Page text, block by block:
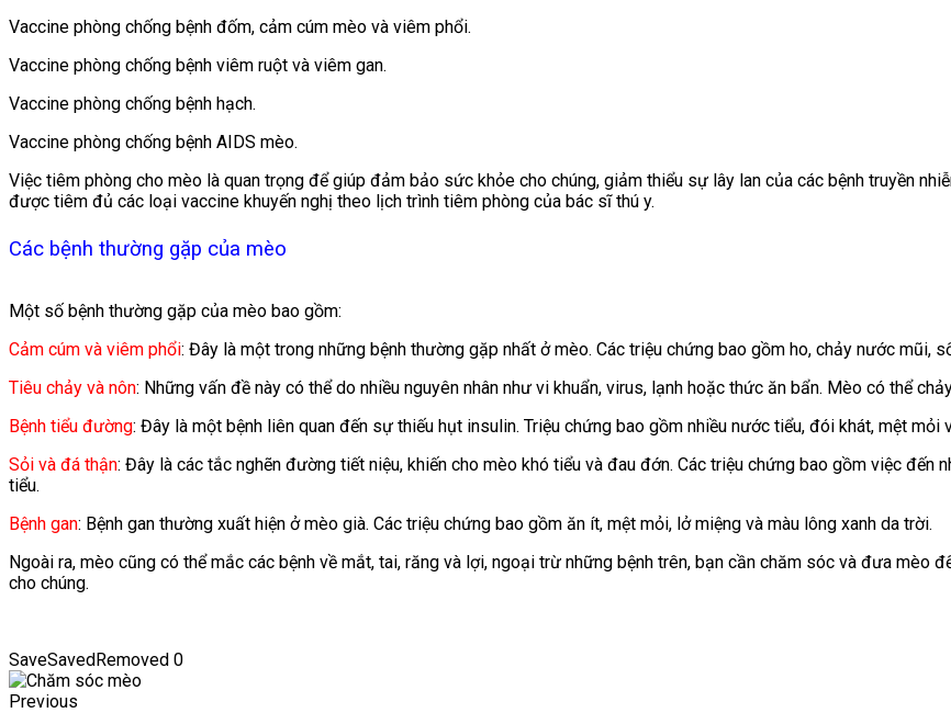
Vaccine phòng chống bệnh đốm, cảm cúm mèo và viêm phổi.
Vaccine phòng chống bệnh viêm ruột và viêm gan.
Vaccine phòng chống bệnh hạch.
Vaccine phòng chống bệnh AIDS mèo.
Việc tiêm phòng cho mèo là quan trọng để giúp đảm bảo sức khỏe cho chúng, giảm thiểu sự lây lan của các bệnh truyền
được tiêm đủ các loại vaccine khuyến nghị theo lịch trình tiêm phòng của bác sĩ thú y.
Các bệnh thường gặp của mèo
Một số bệnh thường gặp của mèo bao gồm:
Cảm cúm và viêm phổi: Đây là một trong những bệnh thường gặp nhất ở mèo. Các triệu chứng bao gồm ho, chảy nước mũi,
Tiêu chảy và nôn: Những vấn đề này có thể do nhiều nguyên nhân như vi khuẩn, virus, lạnh hoặc thức ăn bẩn. Mèo có thể
Bệnh tiểu đường: Đây là một bệnh liên quan đến sự thiếu hụt insulin. Triệu chứng bao gồm nhiều nước tiểu, đói khát, mệt mỏi
Sỏi và đá thận: Đây là các tắc nghẽn đường tiết niệu, khiến cho mèo khó tiểu và đau đớn. Các triệu chứng bao gồm việc đến
tiểu.
Bệnh gan: Bệnh gan thường xuất hiện ở mèo già. Các triệu chứng bao gồm ăn ít, mệt mỏi, lở miệng và màu lông xanh da trời.
Ngoài ra, mèo cũng có thể mắc các bệnh về mắt, tai, răng và lợi, ngoại trừ những bệnh trên, bạn cần chăm sóc và đưa
cho chúng.
SaveSavedRemoved 0
Previous